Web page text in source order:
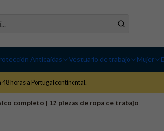
Anticaídas Vestuario de trabajo Mujer
48 horas a Portugal continental.
completo | 12 piezas de ropa de trabajo